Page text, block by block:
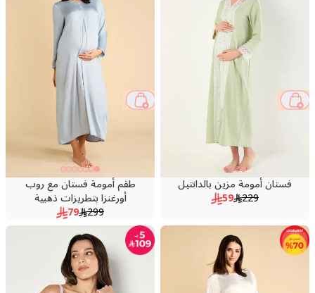
فستان أمومة مزين بالدانتيل
229
59
74 %
طقم أمومة فستان مع روب
أورغنزا بتطريزات ذهبية
299
79
74 %